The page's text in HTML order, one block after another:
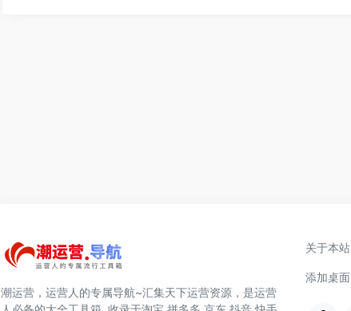
潮运营，运营人的专属导航~汇集天下运营资源，是运营
关于本站
添加桌面